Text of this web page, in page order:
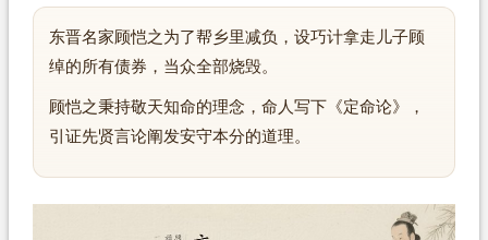
东晋名家顾恺之为了帮乡里减负，设巧计拿走儿子顾
绰的所有债券，当众全部烧毁。
顾恺之秉持敬天知命的理念，命人写下《定命论》，
引证先贤言论阐发安守本分的道理。